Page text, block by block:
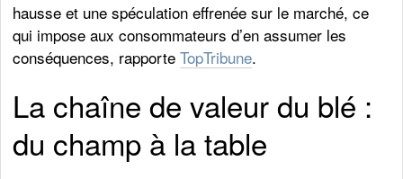
hausse et une spéculation effrenée sur le marché, ce
qui impose aux consommateurs d’en assumer les
conséquences, rapporteTopTribune.
La chaîne de valeur du blé :
du champ à la table